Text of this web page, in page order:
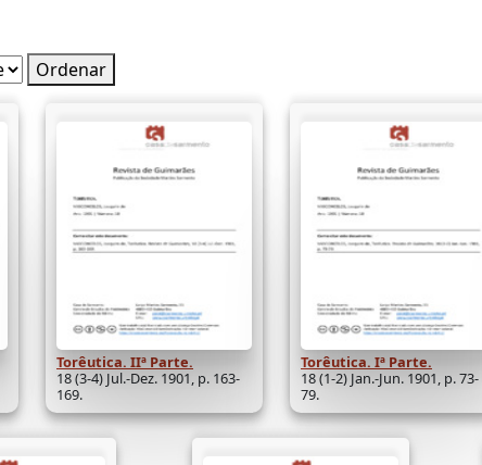
Ordenar
Torêutica. IIª Parte.
18 (3-4) Jul.-Dez. 1901, p. 163-
169.
Torêutica. Iª Parte.
18 (1-2) Jan.-Jun. 1901, p. 73-
79.